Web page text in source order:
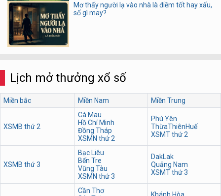
Mơ thấy người lạ vào nhà là điềm tốt hay xấu,
số gì may?
Lịch mở thưởng xổ số
Miền bắc Miền Nam Miền Trung
XSMB thứ 2
Cà Mau
Hồ Chí Minh
Đồng Tháp
XSMN thứ 2
Phú Yên
ThừaThiênHuế
XSMT thứ 2
XSMB thứ 3
Bạc Liêu
Bến Tre
Vũng Tàu
XSMN thứ 3
DakLak
Quảng Nam
XSMT thứ 3
Cần Thơ